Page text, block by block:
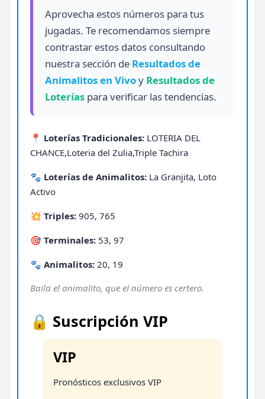
Aprovecha estos números para tus
jugadas. Te recomendamos siempre
contrastar estos datos consultando
nuestra sección de Resultados de
Animalitos en Vivoy Resultados de
Loterías para verificar las tendencias.
📍 Loterías Tradicionales: LOTERIA DEL
CHANCE,Loteria del Zulia,Triple Tachira
🐾 Loterías de Animalitos: La Granjita, Loto
Activo
💥 Triples: 905, 765
🎯 Terminales: 53, 97
🐾 Animalitos: 20, 19
Baila el animalito, que el número es certero.
🔒 Suscripción VIP
VIP
Pronósticos exclusivos VIP